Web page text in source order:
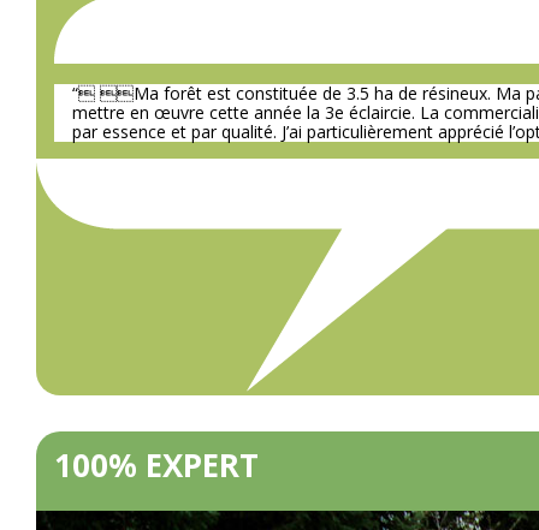
“ Ma forêt est constituée de 3.5 ha de résineux. Ma
mettre en œuvre cette année la 3e éclaircie. La
par essence et par qualité. J’ai particulièrement apprécié
100% EXPERT